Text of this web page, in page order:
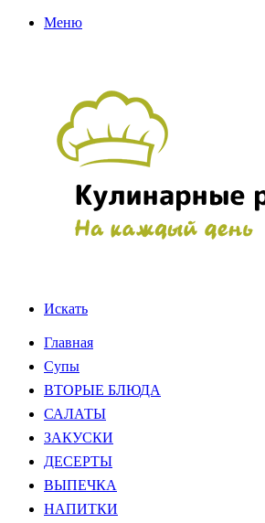
Меню
Искать
Главная
Супы
ВТОРЫЕ БЛЮДА
САЛАТЫ
ЗАКУСКИ
ДЕСЕРТЫ
ВЫПЕЧКА
НАПИТКИ